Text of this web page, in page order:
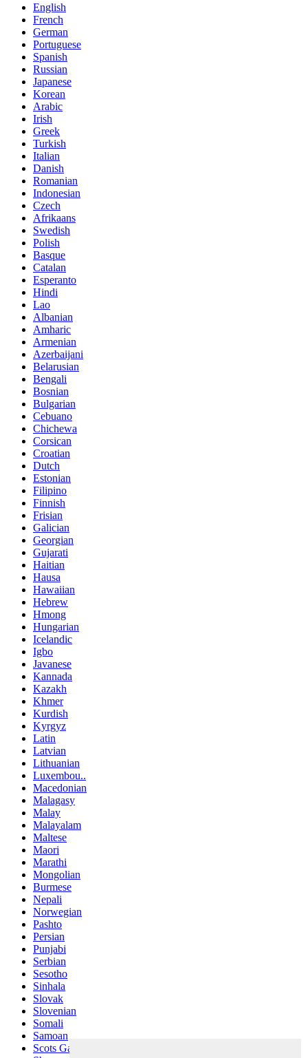
English
French
German
Portuguese
Spanish
Russian
Japanese
Korean
Arabic
Irish
Greek
Turkish
Italian
Danish
Romanian
Indonesian
Czech
Afrikaans
Swedish
Polish
Basque
Catalan
Esperanto
Hindi
Lao
Albanian
Amharic
Armenian
Azerbaijani
Belarusian
Bengali
Bosnian
Bulgarian
Cebuano
Chichewa
Corsican
Croatian
Dutch
Estonian
Filipino
Finnish
Frisian
Galician
Georgian
Gujarati
Haitian
Hausa
Hawaiian
Hebrew
Hmong
Hungarian
Icelandic
Igbo
Javanese
Kannada
Kazakh
Khmer
Kurdish
Kyrgyz
Latin
Latvian
Lithuanian
Luxembou..
Macedonian
Malagasy
Malay
Malayalam
Maltese
Maori
Marathi
Mongolian
Burmese
Nepali
Norwegian
Pashto
Persian
Punjabi
Serbian
Sesotho
Sinhala
Slovak
Slovenian
Somali
Samoan
Scots Gaelic